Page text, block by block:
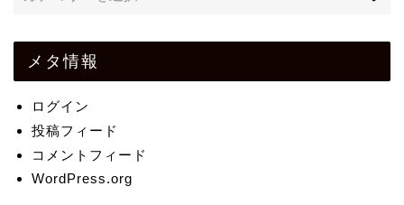
メタ情報
ログイン
投稿フィード
コメントフィード
WordPress.org